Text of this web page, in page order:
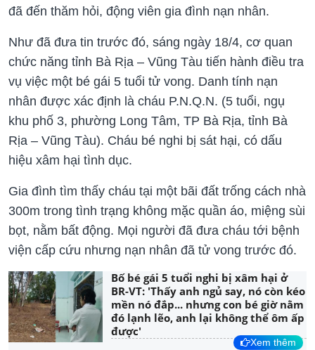
đã đến thăm hỏi, động viên gia đình nạn nhân.
Như đã đưa tin trước đó, sáng ngày 18/4, cơ quan
chức năng tỉnh Bà Rịa – Vũng Tàu tiến hành điều tra
vụ việc một bé gái 5 tuổi tử vong. Danh tính nạn
nhân được xác định là cháu P.N.Q.N. (5 tuổi, ngụ
khu phố 3, phường Long Tâm, TP Bà Rịa, tỉnh Bà
Rịa – Vũng Tàu). Cháu bé nghi bị sát hại, có dấu
hiệu xâm hại tình dục.
Gia đình tìm thấy cháu tại một bãi đất trống cách nhà
300m trong tình trạng không mặc quần áo, miệng sùi
bọt, nằm bất động. Mọi người đã đưa cháu tới bệnh
viện cấp cứu nhưng nạn nhân đã tử vong trước đó.
Bố bé gái 5 tuổi nghi bị xâm hại ở
BR-VT: 'Thấy anh ngủ say, nó còn kéo
mền nó đắp... nhưng con bé giờ nằm
đó lạnh lẽo, anh lại không thể ôm ấp
được'
Xem thêm